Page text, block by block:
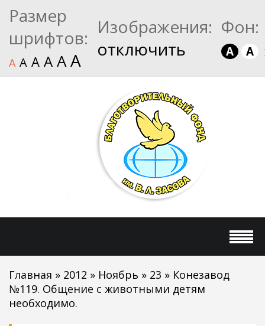
Размер
шрифтов:
A A A A AA
Изображения:
отключить
Фон:
A A
Главная » 2012 » Ноябрь » 23 » Конезавод
№119. Общение с животными детям
необходимо.